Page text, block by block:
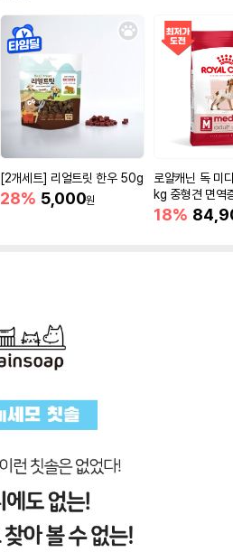
[2개세트] 리얼트릿 한우 50g
28% 5,000원
로얄캐닌 독 미
kg 중형견 면역
18%